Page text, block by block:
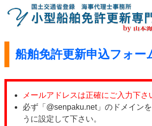
船舶免許更新申込フォー
メールアドレスは正確にご入力下さ
必ず「@senpaku.net」のドメイン
うに設定して下さい。